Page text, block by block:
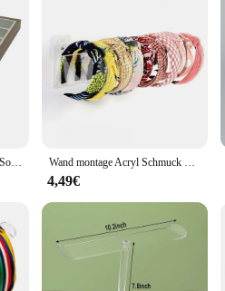
7 Gitter Brille Display Tablett Sonnenbrille Halskette Rack Organizer Stand halter Aufbewahrung sbox für Verkaufs theke nach Hause Wand montage Acryl Schmuck Display Veranstalter Haarband Display Lager regal einfache Klebe stempel Installation Stirnband Rack
4,49€